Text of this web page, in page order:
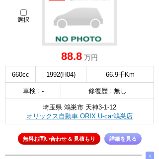
選択
88.8 万円
660cc 1992(H04) 66.9千Km
車検 : - 修復歴 : 無し
埼玉県 鴻巣市 天神3-1-12
オリックス自動車 ORIX U-car鴻巣店
無料お問い合わせ & 見積もり 詳細を見る
∧